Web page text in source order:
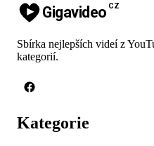
Gigavideo CZ
Sbírka nejlepších videí z
kategorií.
Kategorie